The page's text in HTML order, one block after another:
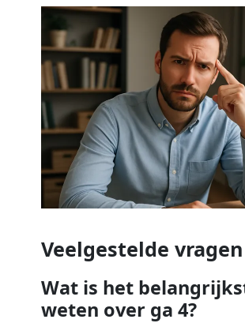
Veelgestelde
Wat is het
weten over ga 4?